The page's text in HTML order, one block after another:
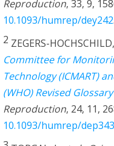
Reproduction, 33, 9,
10.1093/humrep/dey242.
2 ZEGERS-
Committee for
Technology (ICMART)
(WHO) Revised
Reproduction, 24, 11,
10.1093/humrep/dep343